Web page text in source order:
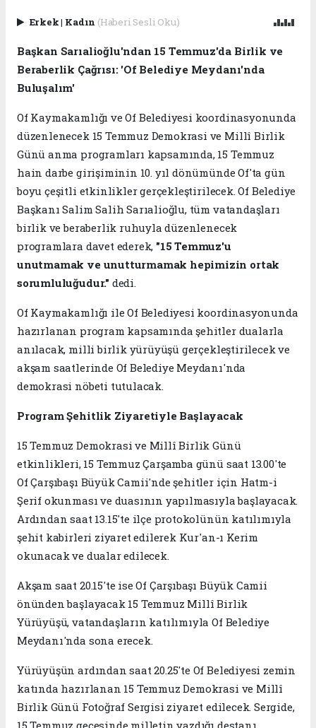
Erkek| Kadın (Haberi Sesli Oku)
Başkan Sarıalioğlu'ndan 15 Temmuz'da Birlik ve
Beraberlik Çağrısı: 'Of Belediye Meydanı'nda
Buluşalım'
Of Kaymakamlığı ve Of Belediyesi koordinasyonunda
düzenlenecek 15 Temmuz Demokrasi ve Millî Birlik
Günü anma programları kapsamında, 15 Temmuz
hain darbe girişiminin 10. yıl dönümünde Of'ta gün
boyu çeşitli etkinlikler gerçekleştirilecek. Of Belediye
Başkanı Salim Salih Sarıalioğlu, tüm vatandaşları
birlik ve beraberlik ruhuyla düzenlenecek
programlara davet ederek, "15 Temmuz'u
unutmamak ve unutturmamak hepimizin ortak
sorumluluğudur." dedi.
Of Kaymakamlığı ile Of Belediyesi koordinasyonunda
hazırlanan program kapsamında şehitler dualarla
anılacak, milli birlik yürüyüşü gerçekleştirilecek ve
akşam saatlerinde Of Belediye Meydanı'nda
demokrasi nöbeti tutulacak.
Program Şehitlik Ziyaretiyle Başlayacak
15 Temmuz Demokrasi ve Millî Birlik Günü
etkinlikleri, 15 Temmuz Çarşamba günü saat 13.00'te
Of Çarşıbaşı Büyük Camii'nde şehitler için Hatm-i
Şerif okunması ve duasının yapılmasıyla başlayacak.
Ardından saat 13.15'te ilçe protokolünün katılımıyla
şehit kabirleri ziyaret edilerek Kur'an-ı Kerim
okunacak ve dualar edilecek.
Akşam saat 20.15'te ise Of Çarşıbaşı Büyük Camii
önünden başlayacak 15 Temmuz Millî Birlik
Yürüyüşü, vatandaşların katılımıyla Of Belediye
Meydanı'nda sona erecek.
Yürüyüşün ardından saat 20.25'te Of Belediyesi zemin
katında hazırlanan 15 Temmuz Demokrasi ve Millî
Birlik Günü Fotoğraf Sergisi ziyaret edilecek. Sergide,
15 Temmuz gecesinde milletin yazdığı destanı